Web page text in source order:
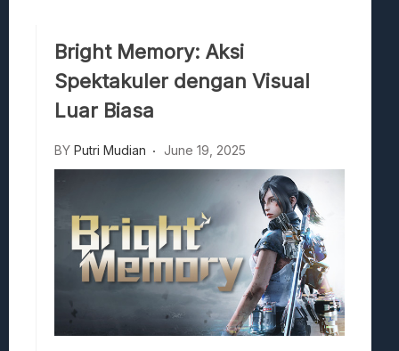
Beasts Of Bermuda: Panduan Bermain
Stranded Alien Dawn: Cara
Desolate: Tips Bertahan Dan Strategi
Bright Memory: Aksi
Spektakuler dengan Visual
Luar Biasa
BY Putri Mudian June 19, 2025